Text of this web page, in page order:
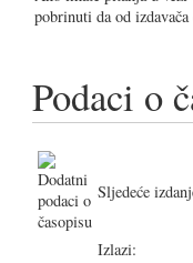
pobrinuti da od izdavača
Podaci o
Sljedeće
Izlazi: